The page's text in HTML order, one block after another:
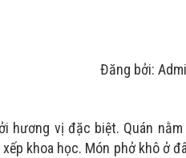
Đăng bởi:
hương vị đặc biệt. Quán nằm
khoa học. Món phở khô ở